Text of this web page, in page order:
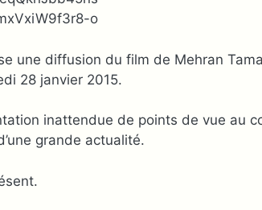
une diffusion du film de Mehran
28 janvier 2015.
inattendue de points de vue au
grande actualité.